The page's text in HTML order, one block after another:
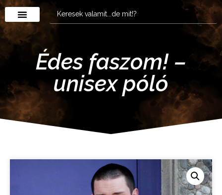
Édes faszom! –
unisex póló